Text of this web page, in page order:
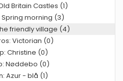
Britain Castles (1)
Spring morning (3)
friendly village (4)
Victorian (0)
Christine (0)
Nøddebo (0)
Azur - blå (1)